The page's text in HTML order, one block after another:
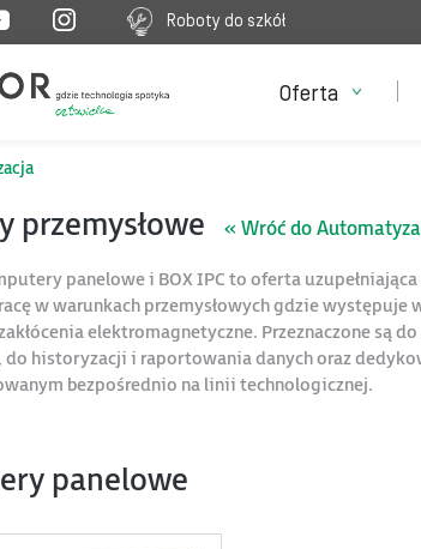
Roboty do szkół
Oferta
przemysłowe « Wróć do
panelowe i BOX IPC to oferta
w warunkach przemysłowych gdzie
elektromagnetyczne. Przeznaczone są
historyzacji i raportowania danych oraz
bezpośrednio na linii technologicznej.
panelowe